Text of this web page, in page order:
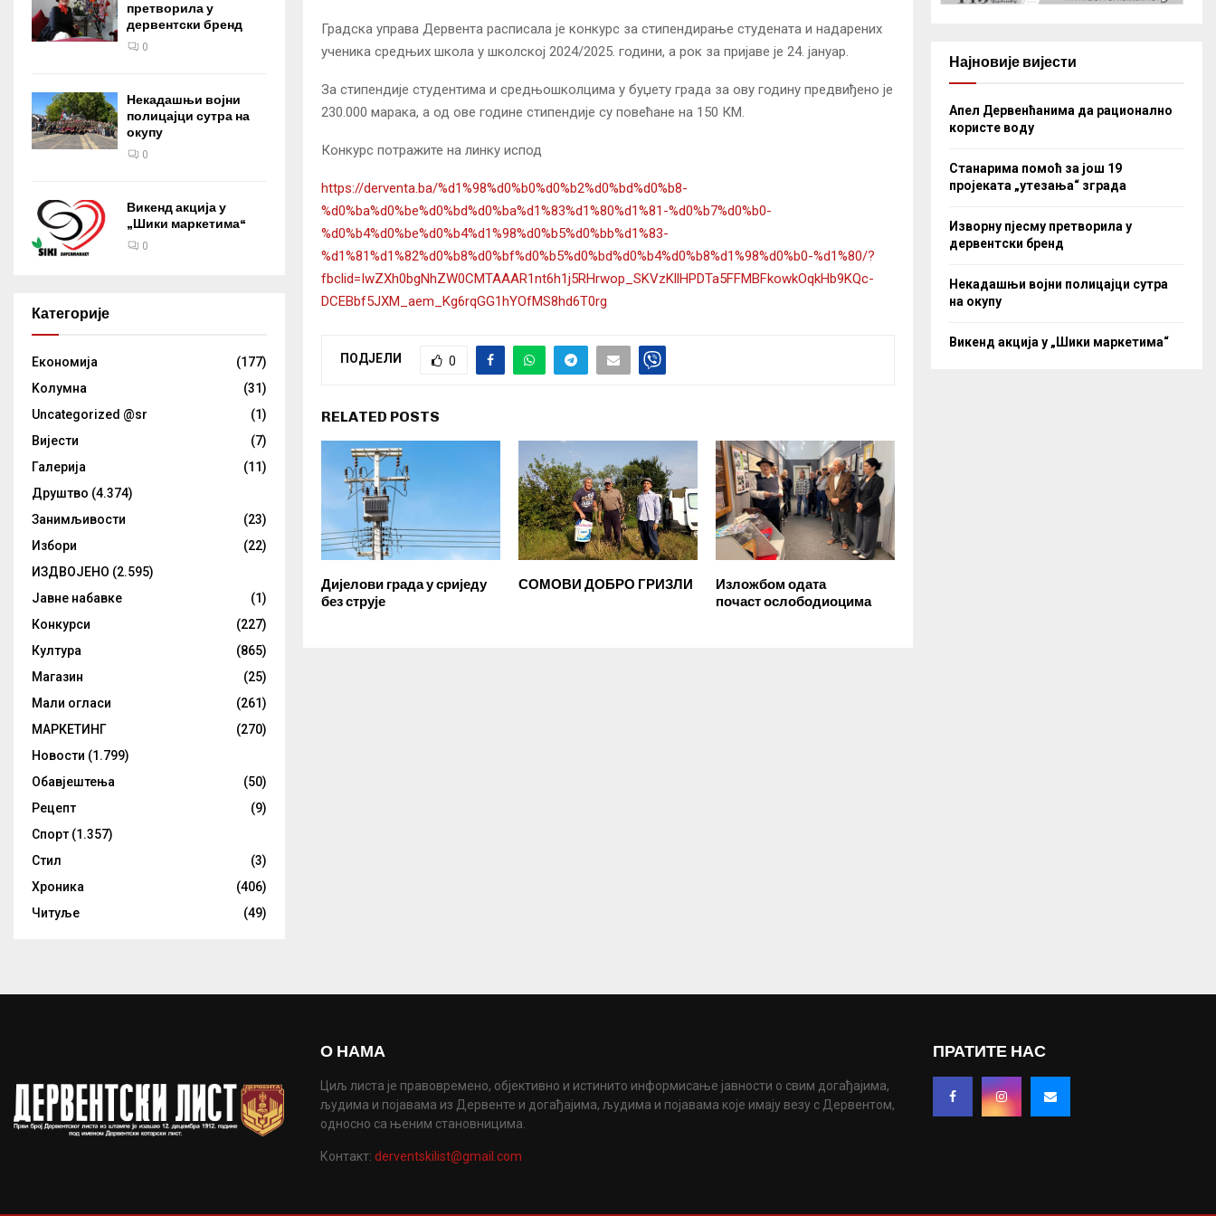
Градска управа Дервента расписала је конкурс за стипендирање студената и надарених
ученика средњих школа у школској 2024/2025. години, а рок за пријаве је 24. јануар.
За стипендије студентима и средњошколцима у буџету града за ову годину предвиђено је
230.000 марака, а од ове године стипендије су повећане на 150 КМ.
Конкурс потражите на линку испод
https://derventa.ba/%d1%98%d0%b0%d0%b2%d0%bd%d0%b8-
%d0%ba%d0%be%d0%bd%d0%ba%d1%83%d1%80%d1%81-%d0%b7%d0%b0-
%d0%b4%d0%be%d0%b4%d1%98%d0%b5%d0%bb%d1%83-
%d1%81%d1%82%d0%b8%d0%bf%d0%b5%d0%bd%d0%b4%d0%b8%d1%98%d0%b0-%d1%80/?
fbclid=IwZXh0bgNhZW0CMTAAAR1nt6h1j5RHrwop_SKVzKllHPDTa5FFMBFkowkOqkHb9KQc-
DCEBbf5JXM_aem_Kg6rqGG1hYOfMS8hd6T0rg
ПОДЈЕЛИ 0
RELATED POSTS
Дијелови града у сриједу
без струје
СОМОВИ ДОБРО ГРИЗЛИ
Изложбом одата
почаст ослободиоцима
претворила у
дервентски бренд
0
Некадашњи војни
полицајци сутра на
окупу
0
Викенд акција у
„Шики маркетима“
0
Категорије
Eкономија
(177)
Kолумнa
(31)
Uncategorized @sr
(1)
Вијести
(7)
Галерија
(11)
Друштво (4.374)
Занимљивости
(23)
Избори
(22)
ИЗДВОЈЕНО (2.595)
Јавне набавке
(1)
Конкурси
(227)
Култура
(865)
Магазин
(25)
Мали огласи
(261)
МАРКЕТИНГ
(270)
Новости (1.799)
Обавјештења
(50)
Рецепт
(9)
Спорт (1.357)
Стил
(3)
Хроника
(406)
Читуље
(49)
Најновије вијести
Апел Дервенћанима да рационално
користе воду
Станарима помоћ за још 19
пројеката „утезања“ зграда
Изворну пјесму претворила у
дервентски бренд
Некадашњи војни полицајци сутра
на окупу
Викенд акција у „Шики маркетима“
О НАМА
Циљ листа је правовремено, објективно и истинито информисање јавности о свим догађајима,
људима и појавама из Дервенте и догађајима, људима и појавама које имају везу с Дервентом,
односно са њеним становницима.
Контакт: derventskilist@gmail.com
ПРАТИТЕ НАС